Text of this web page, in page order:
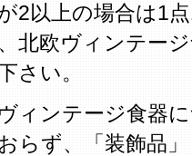
2以上の場合は1
北欧ヴィンテー
さい。
ィンテージ食器
らず、「装飾品